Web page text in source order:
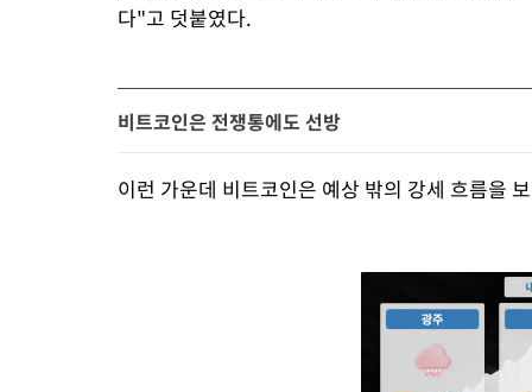
다"고 덧붙였다.
비트코인은 전쟁통에도 선방
이런 가운데 비트코인은 예상 밖의 강세 흐름을